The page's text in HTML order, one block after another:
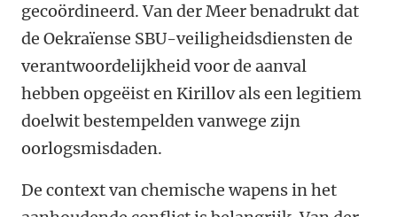
gecoördineerd. Van der Meer benadrukt dat
de Oekraïense SBU-veiligheidsdiensten de
verantwoordelijkheid voor de aanval
hebben opgeëist en Kirillov als een legitiem
doelwit bestempelden vanwege zijn
oorlogsmisdaden.
De context van chemische wapens in het